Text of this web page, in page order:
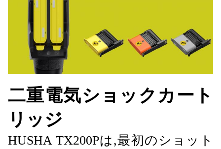
二重電気ショックカート
リッジ
HUSHA TX200Pは,最初のショット